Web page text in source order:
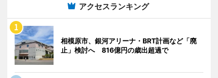
アクセスランキング
相模原市、銀河アリーナ・BRT計画など「廃
止」検討へ 816億円の歳出超過で